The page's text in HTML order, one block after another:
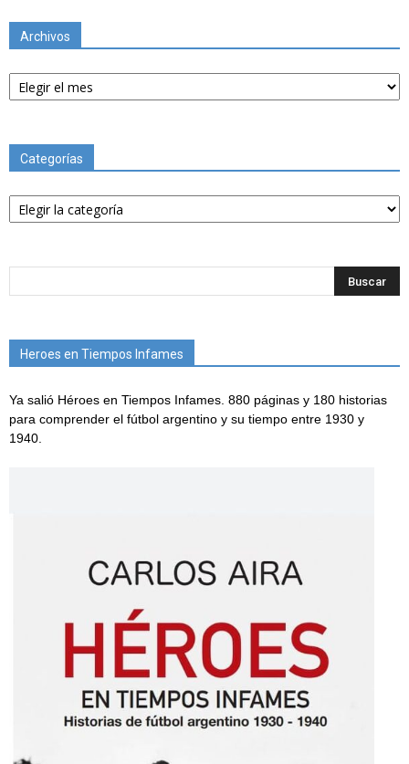
Archivos
Archivos
Categorías
Categorías
Heroes en Tiempos Infames
Ya salió Héroes en Tiempos Infames. 880 páginas y 180 historias
para comprender el fútbol argentino y su tiempo entre 1930 y
1940.